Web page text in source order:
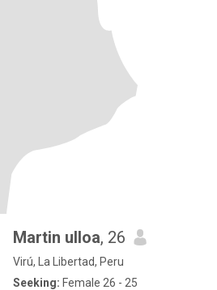
Martin ulloa, 26
Virú, La Libertad, Peru
Seeking: Female 26 - 25